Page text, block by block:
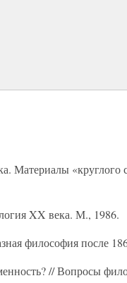
Материалы
XX века. М., 1986.
философия после
// Вопросы